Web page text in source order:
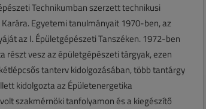
Technikumban szerzett technikusi
Egyetemi tanulmányait 1970-ben, az
az I. Épületgépészeti Tanszéken. 1972-ben
részt vesz az épületgépészeti tárgyak, ezen
tanterv kidolgozásában, több tantárgy
kidolgozta az Épületenergetika
szakmérnöki tanfolyamon és a kiegészítő